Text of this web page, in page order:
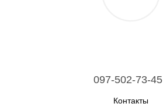
097-502-73-45
Контакты